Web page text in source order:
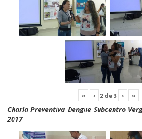
« ‹ 2de3 › »
Charla Preventiva Dengue Subcentro
2017